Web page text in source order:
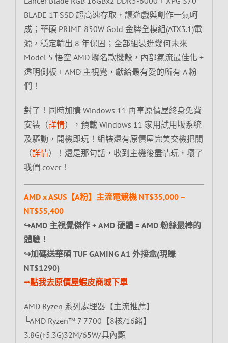
BLADE 1T SSD 超高速存取，讓遊戲與創作一氣呵
成；華碩 PRIME 850W Gold 金牌全模組(ATX3.1)電
源，穩定輸出 8 年保固；全部組裝進幾何未來
Model 5 悟空 AMD 聯名款機殼，內部氣流最佳化 +
透明側板 + AMD 主視覺，獻給最有愛的所有 A 粉
們！
對了！同時加購 Windows 11 再享原價屋終身免費
安裝（詳情），預載 Windows 11 家用試用版系統
及驅動，開機即玩！組裝還有原價屋完美交機把關
（詳情）！還是那句話，收到主機後盡情玩，壞了
我們 cover！
AMD x ASUS【A粉】主流電競機 NT$35,000 –
NT$55,400
↪AMD 主視覺傑作 + AMD 硬體 = AMD 粉絲最棒的
體驗！
↪加碼送華碩 TUF GAMING A1 外接盒(現賺
NT$1290)
⭢點我去原價屋蝦皮商城下單
AMD Ryzen 系列處理器【主流推薦】
└AMD Ryzen™ 7 7700【8核/16緒】
3.8G(↑5.3G)32M/65W/具內顯